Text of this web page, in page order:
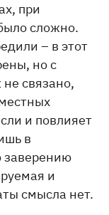
при
сложно.
– в этот
но с
связано,
и повлияет
в
заверению
и
смысла нет.